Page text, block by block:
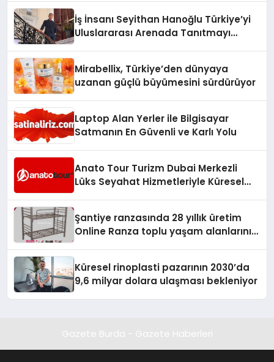
İş İnsanı Seyithan Hanoğlu Türkiye’yi
Uluslararası Arenada Tanıtmayı
Mirabellix, Türkiye’den dünyaya
uzanan güçlü büyümesini sürdürüyor
Laptop Alan Yerler ile Bilgisayar
Satmanın En Güvenli ve Karlı Yolu
Anato Tour Turizm Dubai Merkezli
Lüks Seyahat Hizmetleriyle Küresel
Şantiye ranzasında 28 yıllık üretim
Online Ranza toplu yaşam alanlarını
Küresel rinoplasti pazarının 2030’da
9,6 milyar dolara ulaşması bekleniyor
Gazete Burda - Gazete Haberleri